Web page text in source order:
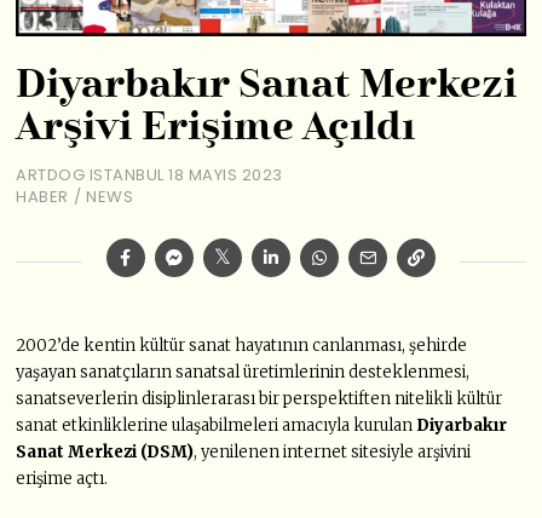
Diyarbakır Sanat Merkezi
Arşivi Erişime Açıldı
ARTDOG ISTANBUL 18 MAYIS 2023
HABER / NEWS
2002’de kentin kültür sanat hayatının canlanması, şehirde
yaşayan sanatçıların sanatsal üretimlerinin desteklenmesi,
sanatseverlerin disiplinlerarası bir perspektiften nitelikli kültür
sanat etkinliklerine ulaşabilmeleri amacıyla kurulan Diyarbakır
Sanat Merkezi (DSM), yenilenen internet sitesiyle arşivini
erişime açtı.